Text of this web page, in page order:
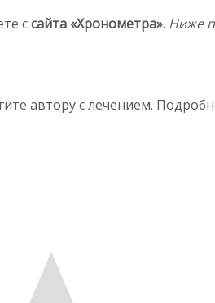
ссайта «Хронометра». Ниже
автору с лечением.